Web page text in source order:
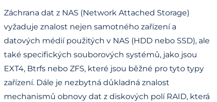
Záchrana dat z NAS (Network Attached Storage)
vyžaduje znalost nejen samotného zařízení a
datových médií použitých v NAS (HDD nebo SSD), ale
také specifických souborových systémů, jako jsou
EXT4, Btrfs nebo ZFS, které jsou běžné pro tyto typy
zařízení. Dále je nezbytná důkladná znalost
mechanismů obnovy dat z diskových polí RAID, která